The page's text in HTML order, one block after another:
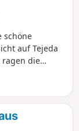
schöne
auf Tejeda
ragen die